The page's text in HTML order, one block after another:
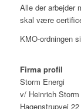
Alle der arbejder
skal være
KMO-ordningen
Firma profil
Storm Energi
v/ Heinrich Storm
Hagenstrupvej